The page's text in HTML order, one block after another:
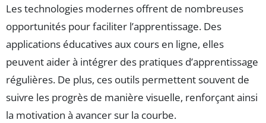
Les technologies modernes offrent de nombreuses
opportunités pour faciliter l’apprentissage. Des
applications éducatives aux cours en ligne, elles
peuvent aider à intégrer des pratiques d’apprentissage
régulières. De plus, ces outils permettent souvent de
suivre les progrès de manière visuelle, renforçant ainsi
la motivation à avancer sur la courbe.